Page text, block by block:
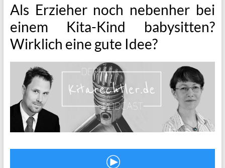
Als Erzieher noch nebenher bei
einem Kita-Kind babysitten?
Wirklich eine gute Idee?